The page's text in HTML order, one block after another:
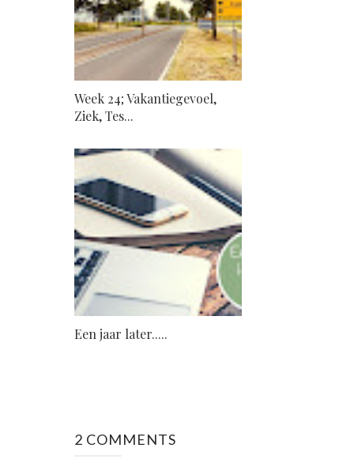
Week 24; Vakantiegevoel,
Ziek, Tes...
Een jaar later.....
2 COMMENTS